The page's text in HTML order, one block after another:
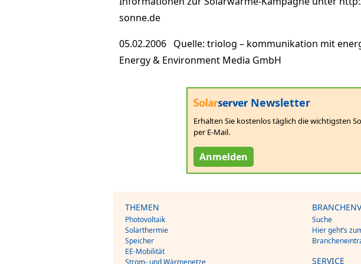
sonne.de
05.02.2006 Quelle: triolog – kommunikation mit
Energy & Environment Media GmbH
Newsletter
Erhalten Sie kostenlos täglich die wichtigsten
per E-Mail.
Anmelden
THEMEN
Photovoltaik
Solarthermie
Speicher
EE-Mobilität
Strom- und Wärmenetze
Suche
Hier geht’s
SERVICE